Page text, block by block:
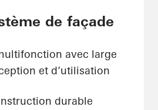
de façade
avec large
et d’utilisation
durable